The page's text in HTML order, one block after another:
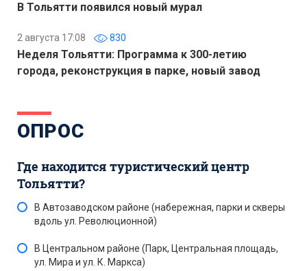
В Тольятти появился новый мурал
2 августа 17:08 830
Неделя Тольятти: Программа к 300-летию
города, реконструкция в парке, новый завод
ОПРОС
Где находится туристический центр
Тольятти?
В Автозаводском районе (набережная, парки и скверы
вдоль ул. Революционной)
В Центральном районе (Парк, Центральная площадь,
ул. Мира и ул. К. Маркса)